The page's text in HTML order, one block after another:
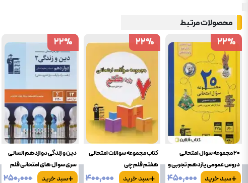
محصولات مرتبط
20 مجموعه سوال امتحانی
دروس عمومی یازدهم تجربی و
ریاضی زرد قلم چی
+سبد خرید
۴۵۰٬۰۰۰
22%
22%
کتاب مجموعه سوالات امتحانی
هفتم قلم چی
+سبد خرید
۴۰۰٬۰۰۰
22%
22%
دین و زندگی دوازدهم انسانی
سری سوال های امتحانی قلم
چی
+سبد خرید
۲۵۰٬۰۰۰
22%
22%